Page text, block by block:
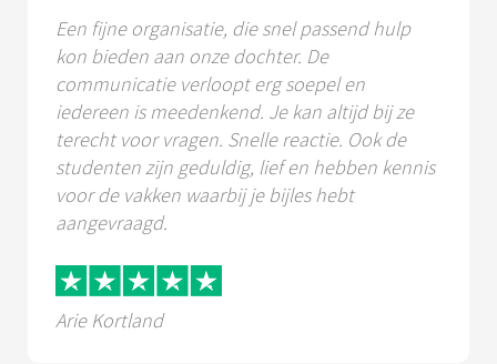
Een fijne organisatie, die snel passend hulp
kon bieden aan onze dochter. De
communicatie verloopt erg soepel en
iedereen is meedenkend. Je kan altijd bij ze
terecht voor vragen. Snelle reactie. Ook de
studenten zijn geduldig, lief en hebben kennis
voor de vakken waarbij je bijles hebt
aangevraagd.
Arie Kortland